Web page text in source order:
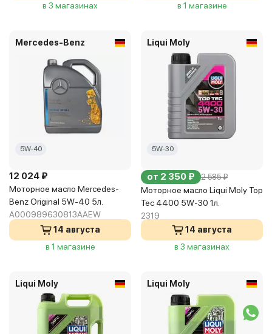
в 3 магазинах
в 1 магазине
Mercedes-Benz
5W-40
12 024 ₽
Моторное масло Mercedes-
Benz Original 5W-40 5л.
A000989630813AAEW
14 августа
в 1 магазине
Liqui Moly
5W-30
от 2 350 ₽ 2 585 ₽
Моторное масло Liqui Moly Top
Tec 4400 5W-30 1л.
2319
14 августа
в 3 магазинах
Liqui Moly Liqui Moly